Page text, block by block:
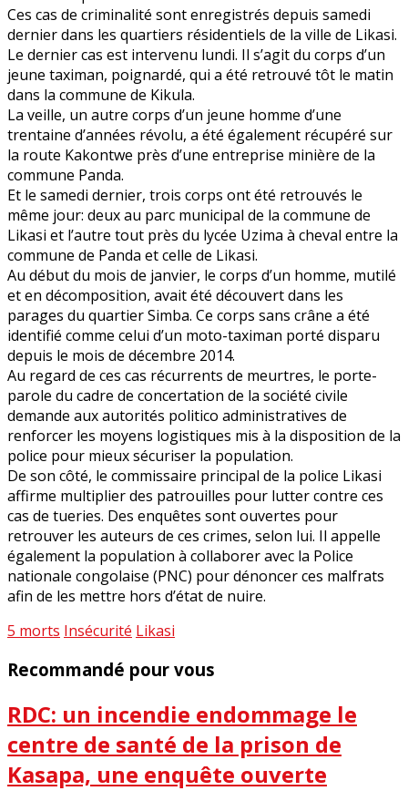
Ces cas de criminalité sont enregistrés depuis samedi
dernier dans les quartiers résidentiels de la ville de Likasi.
Le dernier cas est intervenu lundi. Il s’agit du corps d’un
jeune taximan, poignardé, qui a été retrouvé tôt le matin
dans la commune de Kikula.
La veille, un autre corps d’un jeune homme d’une
trentaine d’années révolu, a été également récupéré sur
la route Kakontwe près d’une entreprise minière de la
commune Panda.
Et le samedi dernier, trois corps ont été retrouvés le
même jour: deux au parc municipal de la commune de
Likasi et l’autre tout près du lycée Uzima à cheval entre la
commune de Panda et celle de Likasi.
Au début du mois de janvier, le corps d’un homme, mutilé
et en décomposition, avait été découvert dans les
parages du quartier Simba. Ce corps sans crâne a été
identifié comme celui d’un moto-taximan porté disparu
depuis le mois de décembre 2014.
Au regard de ces cas récurrents de meurtres, le porte-
parole du cadre de concertation de la société civile
demande aux autorités politico administratives de
renforcer les moyens logistiques mis à la disposition de la
police pour mieux sécuriser la population.
De son côté, le commissaire principal de la police Likasi
affirme multiplier des patrouilles pour lutter contre ces
cas de tueries. Des enquêtes sont ouvertes pour
retrouver les auteurs de ces crimes, selon lui. Il appelle
également la population à collaborer avec la Police
nationale congolaise (PNC) pour dénoncer ces malfrats
afin de les mettre hors d’état de nuire.
5 morts Insécurité Likasi
Recommandé pour vous
RDC: un incendie endommage le
centre de santé de la prison de
Kasapa, une enquête ouverte